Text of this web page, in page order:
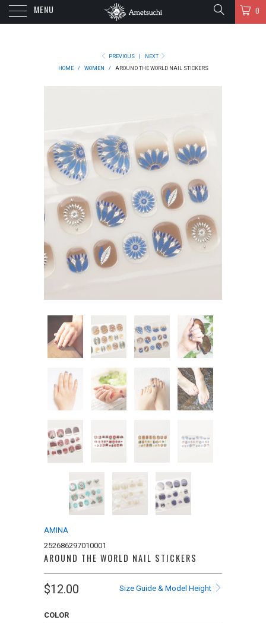
MENU 0
PREVIOUS
NEXT
HOME
/ WOMEN / AROUND THE WORLD NAIL STICKERS
AMINA
252686297010001
AROUND THE WORLD NAIL STICKERS
Size Guide & Model Height
$12.00
COLOR